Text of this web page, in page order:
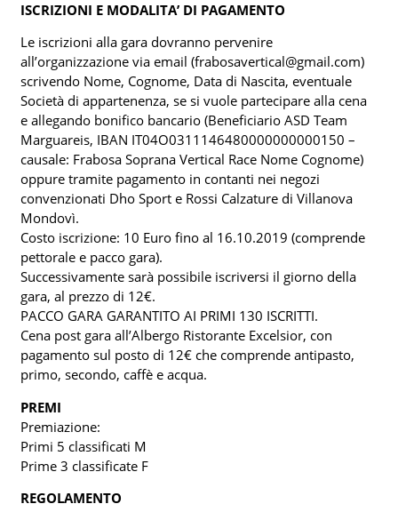
ISCRIZIONI E MODALITA’ DI PAGAMENTO
Le iscrizioni alla gara dovranno pervenire
all’organizzazione via email (frabosavertical@gmail.com)
scrivendo Nome, Cognome, Data di Nascita, eventuale
Società di appartenenza, se si vuole partecipare alla cena
e allegando bonifico bancario (Beneficiario ASD Team
Marguareis, IBAN IT04O0311146480000000000150 –
causale: Frabosa Soprana Vertical Race Nome Cognome)
oppure tramite pagamento in contanti nei negozi
convenzionati Dho Sport e Rossi Calzature di Villanova
Mondovì.
Costo iscrizione: 10 Euro fino al 16.10.2019 (comprende
pettorale e pacco gara).
Successivamente sarà possibile iscriversi il giorno della
gara, al prezzo di 12€.
PACCO GARA GARANTITO AI PRIMI 130 ISCRITTI.
Cena post gara all’Albergo Ristorante Excelsior, con
pagamento sul posto di 12€ che comprende antipasto,
primo, secondo, caffè e acqua.
PREMI
Premiazione:
Primi 5 classificati M
Prime 3 classificate F
REGOLAMENTO